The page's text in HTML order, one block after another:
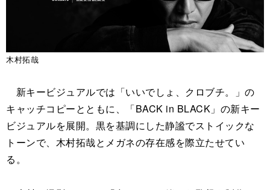
木村拓哉
新キービジュアルでは「いいでしょ、クロブチ。」の
キャッチコピーとともに、「BACK in BLACK」の新キー
ビジュアルを展開。黒を基調にした静謐でストイックな
トーンで、木村拓哉とメガネの存在感を際立たせてい
る。